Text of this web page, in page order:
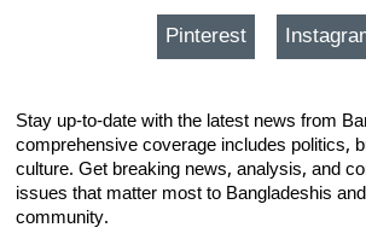
Pinterest
Stay up-to-date with the latest news from
comprehensive coverage includes politics,
culture. Get breaking news, analysis, and
issues that matter most to Bangladeshis
community.